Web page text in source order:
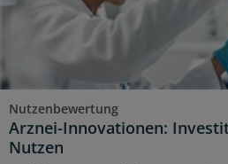
Nutzenbewertung
Arznei-Innovationen:
Nutzen